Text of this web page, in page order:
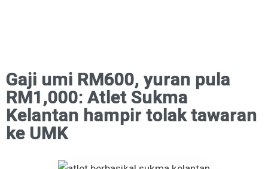
Gaji umi RM600, yuran pula
RM1,000: Atlet Sukma
Kelantan hampir tolak tawaran
ke UMK